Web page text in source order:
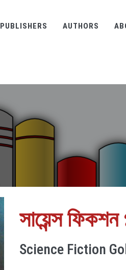
PUBLISHERS AUTHORS
সায়েন্স ফিকশন
Science Fiction